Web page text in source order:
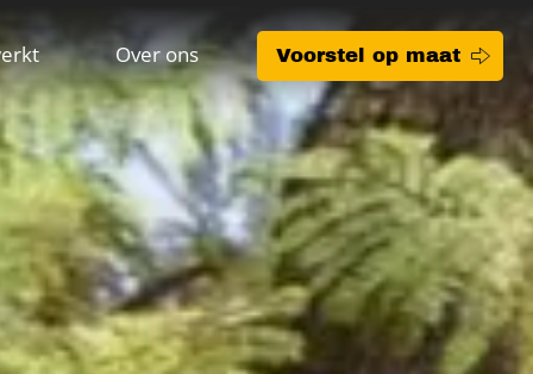
Over ons Voorstel op maat